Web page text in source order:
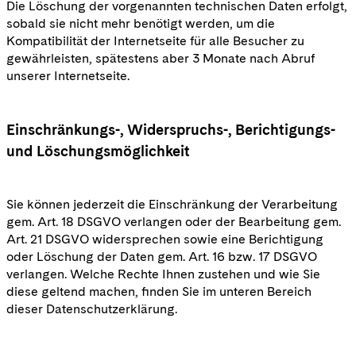
Die Löschung der vorgenannten technischen Daten erfolgt,
sobald sie nicht mehr benötigt werden, um die
Kompatibilität der Internetseite für alle Besucher zu
gewährleisten, spätestens aber 3 Monate nach Abruf
unserer Internetseite.
Einschränkungs-, Widerspruchs-, Berichtigungs-
und Löschungsmöglichkeit
Sie können jederzeit die Einschränkung der Verarbeitung
gem. Art. 18 DSGVO verlangen oder der Bearbeitung gem.
Art. 21 DSGVO widersprechen sowie eine Berichtigung
oder Löschung der Daten gem. Art. 16 bzw. 17 DSGVO
verlangen. Welche Rechte Ihnen zustehen und wie Sie
diese geltend machen, finden Sie im unteren Bereich
dieser Datenschutzerklärung.